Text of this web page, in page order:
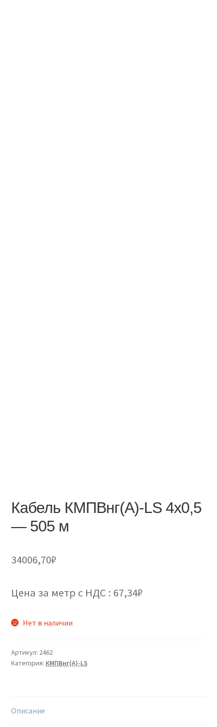
Кабель КМПВнг(А)-LS 4х0,5
— 505 м
34006,70₽
Цена за метр с НДС : 67,34₽
Нет в наличии
Артикул: 2462
Категория: КМПВнг(А)-LS
Описание